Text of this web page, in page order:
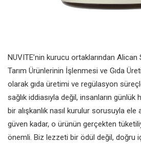
NUVITE’nin kurucu ortaklarından Alican
Tarım Ürünlerinin İşlenmesi ve Gıda
olarak gıda üretimi ve regülasyon
sağlık iddiasıyla değil, insanların günlük
bir alışkanlık nasıl kurulur sorusuyla ele
güven kadar, o ürünün gerçekten
önemli. Biz lezzeti bir ödül değil, doğru